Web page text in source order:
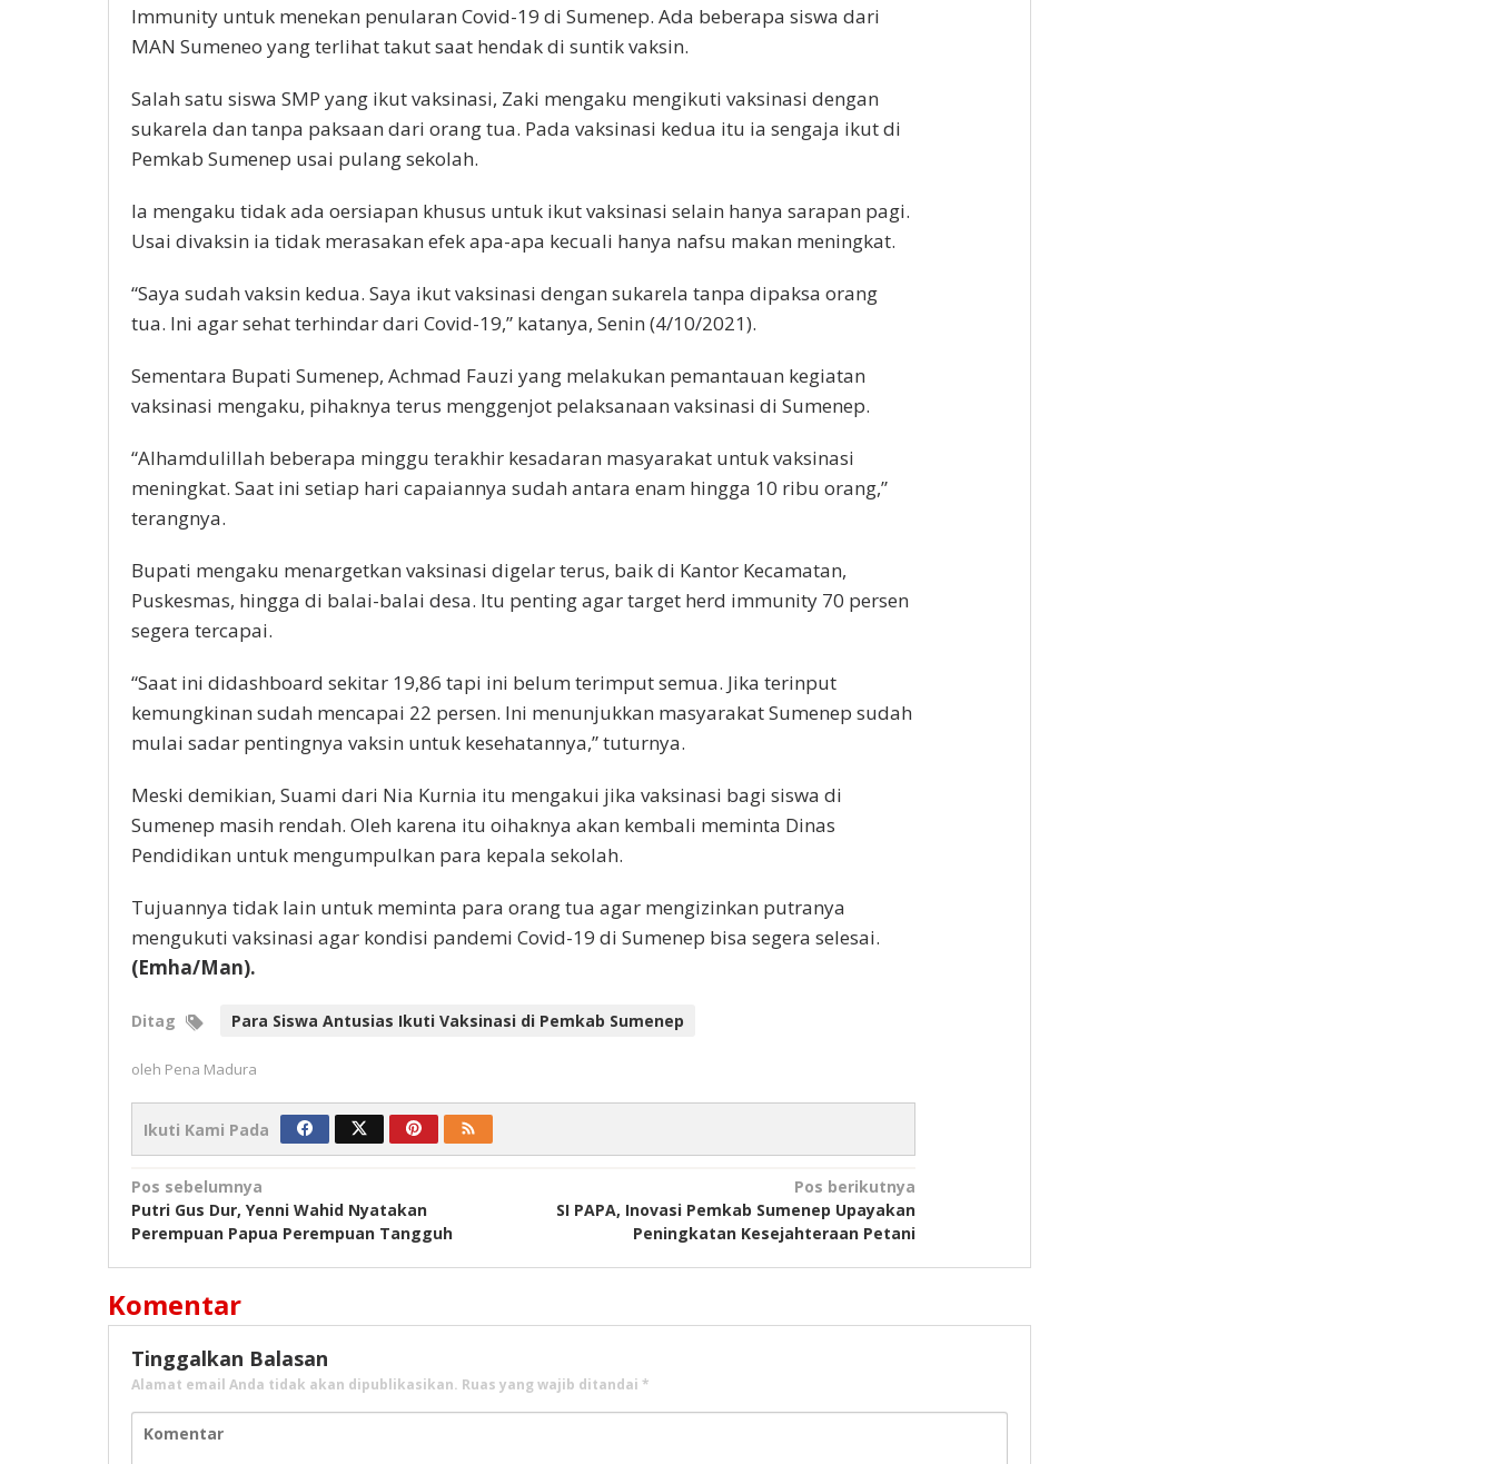
Immunity untuk menekan penularan Covid-19 di Sumenep. Ada beberapa siswa dari
MAN Sumeneo yang terlihat takut saat hendak di suntik vaksin.
Salah satu siswa SMP yang ikut vaksinasi, Zaki mengaku mengikuti vaksinasi dengan
sukarela dan tanpa paksaan dari orang tua. Pada vaksinasi kedua itu ia sengaja ikut di
Pemkab Sumenep usai pulang sekolah.
Ia mengaku tidak ada oersiapan khusus untuk ikut vaksinasi selain hanya sarapan pagi.
Usai divaksin ia tidak merasakan efek apa-apa kecuali hanya nafsu makan meningkat.
“Saya sudah vaksin kedua. Saya ikut vaksinasi dengan sukarela tanpa dipaksa orang
tua. Ini agar sehat terhindar dari Covid-19,” katanya, Senin (4/10/2021).
Sementara Bupati Sumenep, Achmad Fauzi yang melakukan pemantauan kegiatan
vaksinasi mengaku, pihaknya terus menggenjot pelaksanaan vaksinasi di Sumenep.
“Alhamdulillah beberapa minggu terakhir kesadaran masyarakat untuk vaksinasi
meningkat. Saat ini setiap hari capaiannya sudah antara enam hingga 10 ribu orang,”
terangnya.
Bupati mengaku menargetkan vaksinasi digelar terus, baik di Kantor Kecamatan,
Puskesmas, hingga di balai-balai desa. Itu penting agar target herd immunity 70 persen
segera tercapai.
“Saat ini didashboard sekitar 19,86 tapi ini belum terimput semua. Jika terinput
kemungkinan sudah mencapai 22 persen. Ini menunjukkan masyarakat Sumenep sudah
mulai sadar pentingnya vaksin untuk kesehatannya,” tuturnya.
Meski demikian, Suami dari Nia Kurnia itu mengakui jika vaksinasi bagi siswa di
Sumenep masih rendah. Oleh karena itu oihaknya akan kembali meminta Dinas
Pendidikan untuk mengumpulkan para kepala sekolah.
Tujuannya tidak lain untuk meminta para orang tua agar mengizinkan putranya
mengukuti vaksinasi agar kondisi pandemi Covid-19 di Sumenep bisa segera selesai.
(Emha/Man).
Ditag Para Siswa Antusias Ikuti Vaksinasi di Pemkab Sumenep
oleh Pena Madura
Ikuti Kami Pada
Navigasi
pos
Pos sebelumnya
Putri Gus Dur, Yenni Wahid Nyatakan
Perempuan Papua Perempuan Tangguh
Pos berikutnya
SI PAPA, Inovasi Pemkab Sumenep Upayakan
Peningkatan Kesejahteraan Petani
Komentar
Tinggalkan Balasan
Alamat email Anda tidak akan dipublikasikan. Ruas yang wajib ditandai *